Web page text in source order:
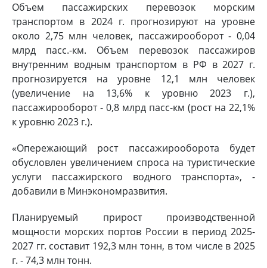
Объем пассажирских перевозок морским
транспортом в 2024 г. прогнозируют на уровне
около 2,75 млн человек, пассажирооборот - 0,04
млрд пасс.-км. Объем перевозок пассажиров
внутренним водным транспортом в РФ в 2027 г.
прогнозируется на уровне 12,1 млн человек
(увеличение на 13,6% к уровню 2023 г.),
пассажирооборот - 0,8 млрд пасс-км (рост на 22,1%
к уровню 2023 г.).
«Опережающий рост пассажирооборота будет
обусловлен увеличением спроса на туристические
услуги пассажирского водного транспорта», -
добавили в Минэкономразвития.
Планируемый прирост производственной
мощности морских портов России в период 2025-
2027 гг. составит 192,3 млн тонн, в том числе в 2025
г. - 74,3 млн тонн.